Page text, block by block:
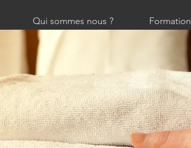
Qui sommes nous ? Formation